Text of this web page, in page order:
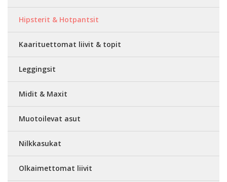
Hipsterit & Hotpantsit
Kaarituettomat liivit & topit
Leggingsit
Midit & Maxit
Muotoilevat asut
Nilkkasukat
Olkaimettomat liivit